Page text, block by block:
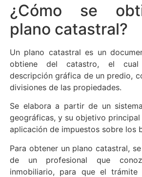
¿Cómo se
plano catastral?
Un plano catastral es un
obtiene del catastro, el cual
descripción gráfica de un predio,
divisiones de las propiedades.
Se elabora a partir de un
geográficas, y su objetivo
aplicación de impuestos sobre los
Para obtener un plano catastral,
de un profesional que
inmobiliario, para que el trámite